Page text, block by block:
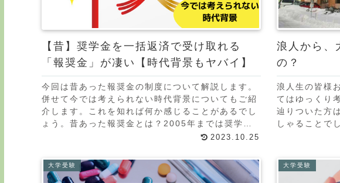
【昔】奨学金を一括返済で受け取れる
「報奨金」が凄い【時代背景もヤバイ】
今回は昔あった報奨金の制度について解説します。
併せて今では考えられない時代背景についてもご紹
介します。これを知れば何か感じることがあるでし
ょう。昔あった報奨金とは？2005年までは奨学金
を一気に全額繰上返還したら、報奨金が貰えまし
2023.10.25
浪人から、
の？
浪人生の皆様
てはゆっくり
辿りついた方
しゃることで
に、就職して
大学受験 大学受験